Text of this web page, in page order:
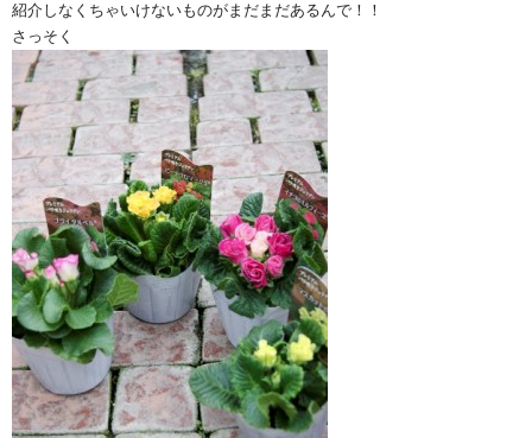
紹介しなくちゃいけないものがまだまだあるんで！！
さっそく